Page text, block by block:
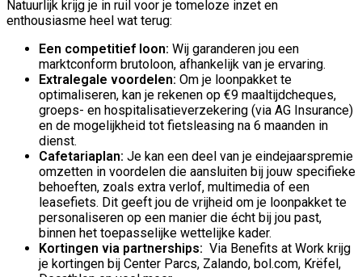
Natuurlijk krijg je in ruil voor je tomeloze inzet en
enthousiasme heel wat terug:
Een competitief loon: Wij garanderen jou een
marktconform brutoloon, afhankelijk van je ervaring.
Extralegale voordelen: Om je loonpakket te
optimaliseren, kan je rekenen op €9 maaltijdcheques,
groeps- en hospitalisatieverzekering (via AG Insurance)
en de mogelijkheid tot fietsleasing na 6 maanden in
dienst.
Cafetariaplan: Je kan een deel van je eindejaarspremie
omzetten in voordelen die aansluiten bij jouw specifieke
behoeften, zoals extra verlof, multimedia of een
leasefiets. Dit geeft jou de vrijheid om je loonpakket te
personaliseren op een manier die écht bij jou past,
binnen het toepasselijke wettelijke kader.
Kortingen via partnerships: Via Benefits at Work krijg
je kortingen bij Center Parcs, Zalando, bol.com, Krëfel,